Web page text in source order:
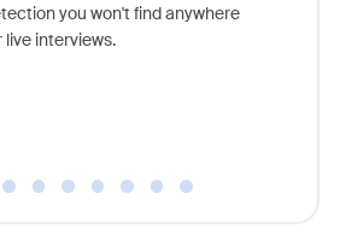
you won't find anywhere
live interviews.